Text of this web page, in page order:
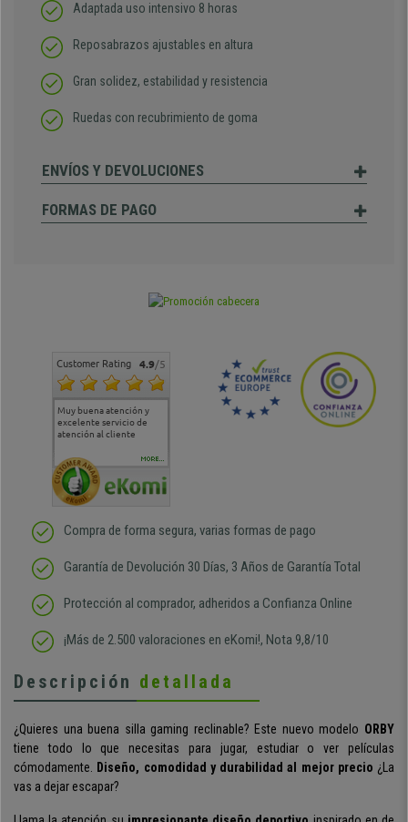
Adaptada uso intensivo 8 horas
Reposabrazos ajustables en altura
Gran solidez, estabilidad y resistencia
Ruedas con recubrimiento de goma
ENVÍOS Y DEVOLUCIONES
FORMAS DE PAGO
Customer Rating 4.9/5
Muy buena atención y
excelente servicio de
atención al cliente
Muy buena atención de
cara al asesoramiento
Si estoy contento
MORE...
Compra de forma segura, varias formas de pago
Garantía de Devolución 30 Días, 3 Años de Garantía Total
Protección al comprador, adheridos a Confianza Online
¡Más de 2.500 valoraciones en eKomi!, Nota 9,8/10
Descripción detallada
¿Quieres una buena silla gaming reclinable? Este nuevo modelo ORBY
tiene todo lo que necesitas para jugar, estudiar o ver películas
cómodamente.
Diseño, comodidad y durabilidad al mejor precio ¿La
vas a dejar escapar?